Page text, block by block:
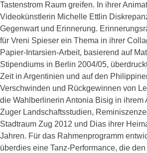
Tastenstrom Raum greifen. In ihrer
Videokünstlerin Michelle Ettlin
Gegenwart und Erinnerung.
für Vreni Spieser ein Thema in ihrer
Papier-Intarsien-Arbeit, basierend auf
Stipendiums in Berlin 2004/05,
Zeit in Argentinien und auf den
Verschwinden und Rückgewinnen von
die Wahlberlinerin Antonia Bisig in ihrem
Zuger Landschaftsstudien,
Stadtraum Zug 2012 und Dias ihrer
Jahren. Für das Rahmenprogramm
überdies eine Tanz-Performance, die